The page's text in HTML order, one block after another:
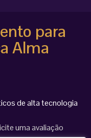
para
Alma
de alta tecnologia
uma avaliação